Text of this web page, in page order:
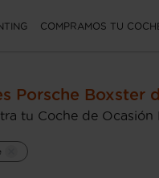
COMPRAMOS TU
Porsche Boxster
tu Coche de